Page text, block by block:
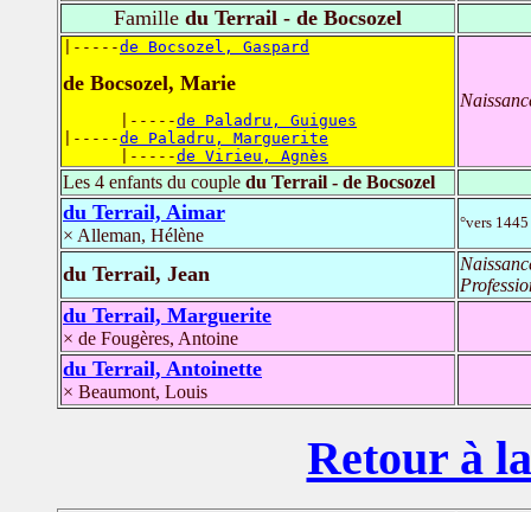
Famille du Terrail - de Bocsozel
|-----de Bocsozel, Gaspard
de Bocsozel, Marie
      |-----
de Paladru, Guigues
|-----de Paladru, Marguerite
      |-----
de Virieu, Agnès
Les 4 enfants du couple du Terrail - de Bocsozel
du Terrail, Aimar
× Alleman, Hélène
°vers
du Terrail, Jean
du Terrail, Marguerite
× de Fougères, Antoine
du Terrail, Antoinette
× Beaumont, Louis
Retour à